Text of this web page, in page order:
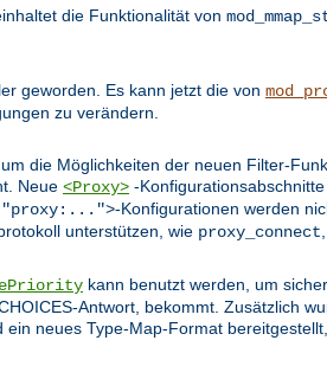
die Funktionalität von
geworden. Es kann jetzt die von
zu verändern.
die Möglichkeiten der neuen Filter-
Neue <Proxy> -
"proxy:...">-Konfigurationen werden
unterstützen, wie proxy_connect
kann benutzt werden, um
Antwort, bekommt. Zusätzlich
neues Type-Map-Format